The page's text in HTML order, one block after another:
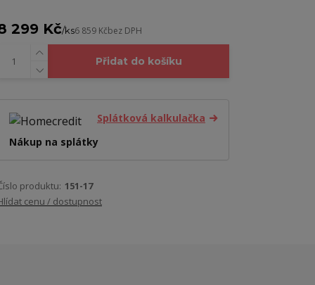
299 Kč/ks6 859 Kčbez DPH
Přidat do košíku
Splátková kalkulačka
Nákup na splátky
produktu: 151-17
cenu / dostupnost